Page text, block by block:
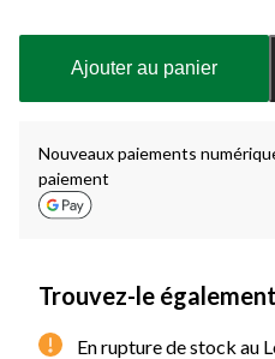
à
Ajouter au panier
Nouveaux paiements
paiement
Trouvez-le
En rupture de stock au